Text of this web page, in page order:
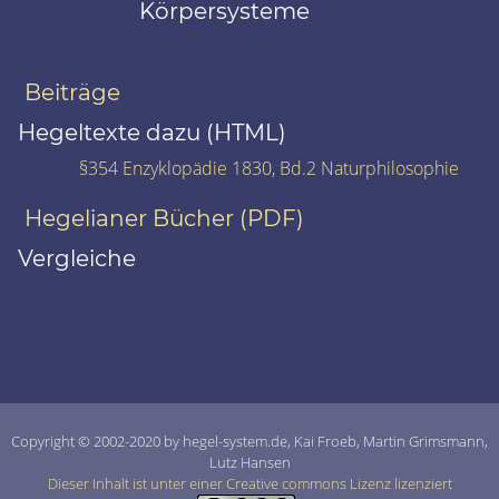
Körpersysteme
Beiträge
Hegeltexte dazu (HTML)
§354 Enzyklopädie 1830, Bd.2 Naturphilosophie
Hegelianer Bücher (PDF)
Vergleiche
Copyright © 2002-2020 by hegel-system.de, Kai Froeb, Martin Grimsmann,
Lutz Hansen
Dieser Inhalt ist unter einer Creative commons Lizenz lizenziert